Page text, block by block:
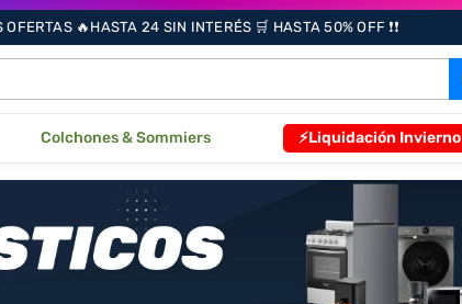
OFERTAS 🔥HASTA 24 SIN INTERÉS 🛒 HASTA 50% OFF ❗❗
Colchones & Sommiers ⚡Liquidación Invierno